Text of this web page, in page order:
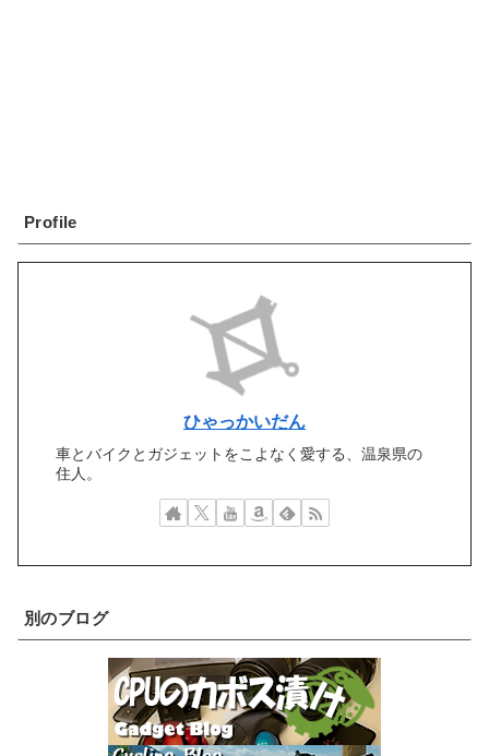
Profile
ひゃっかいだん
車とバイクとガジェットをこよなく愛する、温泉県の
住人。
別のブログ